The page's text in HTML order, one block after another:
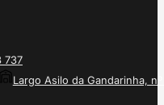
737
Largo Asilo da Gandarinha, nº